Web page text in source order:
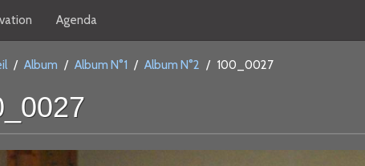
Agenda
/ Album / Album N°1 / Album N°2 / 100_0027